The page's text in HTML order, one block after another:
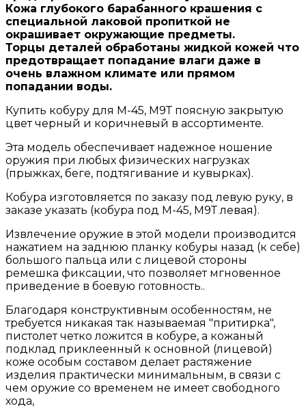
Кожа глубокого барабанного крашения с
специальной лаковой пропиткой не
окрашивает окружающие предметы.
Торцы деталей обработаны жидкой кожей что
предотвращает попадание влаги даже в
очень влажном климате или прямом
попадании воды.
Купить кобуру для М-45, М9Т поясную закрытую
цвет черный и коричневый в ассортименте.
Эта модель обеспечивает надежное ношение
оружия при любых физических нагрузках
(прыжках, беге, подтягивание и кувырках).
Кобура изготовляется по заказу под левую руку, в
заказе указать (кобура под М-45, М9Т левая).
Извлечение оружие в этой модели производится
нажатием на заднюю планку кобуры назад (к себе)
большого пальца или с лицевой стороны
ремешка фиксации, что позволяет мгновенное
приведение в боевую готовность..
Благодаря конструктивным особенностям, не
требуется никакая так называемая "притирка",
пистолет четко ложится в кобуре, а кожаный
подклад приклеенный к основной (лицевой)
коже особым составом делает растяжение
изделия практически минимальным, в связи с
чем оружие со временем не имеет свободного
хода,